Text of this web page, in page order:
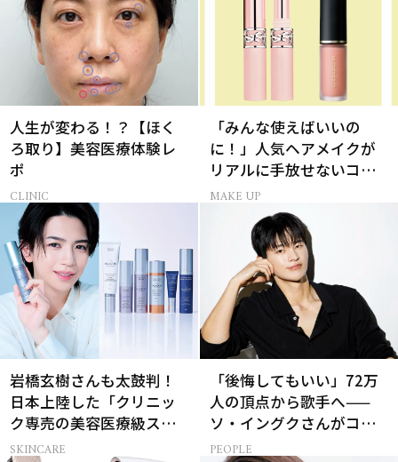
人生が変わる！？【ほく
ろ取り】美容医療体験レ
ポ
CLINIC
「みんな使えばいいの
に！」人気ヘアメイクが
リアルに手放せないコス
メ
MAKE UP
岩橋玄樹さんも太鼓判！
日本上陸した「クリニッ
ク専売の美容医療級スキ
ンケア」
SKINCARE
「後悔してもいい」72万
人の頂点から歌手へ——
ソ・イングクさんがコツ
コツ頑張れる原動力とは
PEOPLE